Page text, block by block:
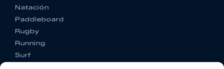
Natación
Paddleboard
Rugby
Running
Surf